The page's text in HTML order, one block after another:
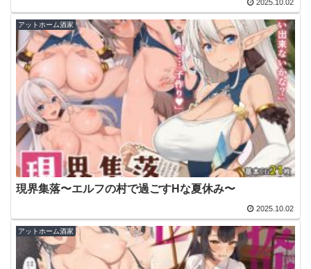
2025.10.02
アットホーム酒家
現界集落〜エルフの村で過ごすHな夏休み〜
2025.10.02
アットホーム酒家